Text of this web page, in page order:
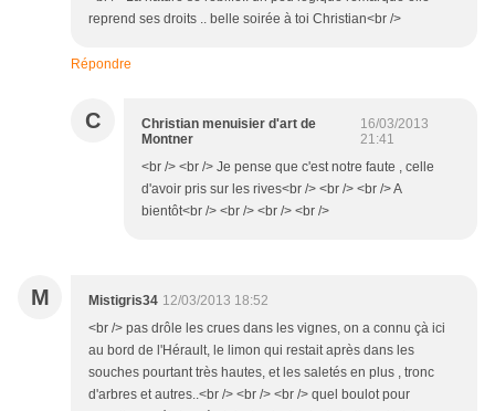
reprend ses droits .. belle soirée à toi Christian<br />
Répondre
C
Christian menuisier d'art de
Montner
16/03/2013
21:41
<br /> <br /> Je pense que c'est notre faute , celle
d'avoir pris sur les rives<br /> <br /> <br /> A
bientôt<br /> <br /> <br /> <br />
M Mistigris34 12/03/2013 18:52
<br /> pas drôle les crues dans les vignes, on a connu çà ici
au bord de l'Hérault, le limon qui restait après dans les
souches pourtant très hautes, et les saletés en plus , tronc
d'arbres et autres..<br /> <br /> <br /> quel boulot pour